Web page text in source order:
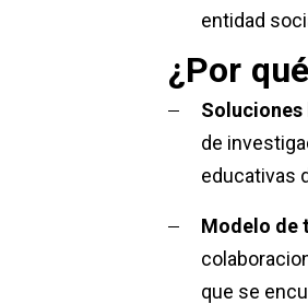
entidad
¿Por
de
educativas
Modelo de
que se